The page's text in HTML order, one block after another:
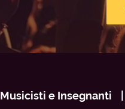
Musicisti e Insegnanti